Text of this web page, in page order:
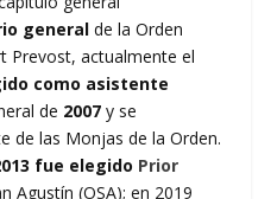
general de la Orden
Prevost, actualmente el
como asistente
de 2007 y se
de las Monjas de la Orden.
fue elegido Prior
Agustín (OSA); en 2019